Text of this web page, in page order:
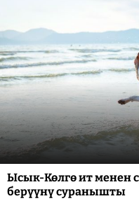
Ысык-Көлгө ит менен
берүүнү суранышты